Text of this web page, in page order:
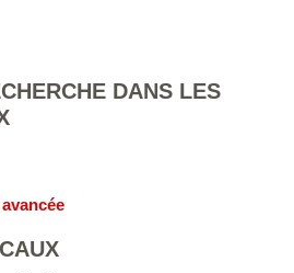
DANS LES